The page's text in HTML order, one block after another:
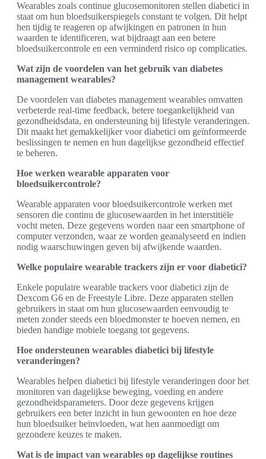
Wearables zoals continue glucosemonitoren stellen diabetici in
staat om hun bloedsuikerspiegels constant te volgen. Dit helpt
hen tijdig te reageren op afwijkingen en patronen in hun
waarden te identificeren, wat bijdraagt aan een betere
bloedsuikercontrole en een verminderd risico op complicaties.
Wat zijn de voordelen van het gebruik van diabetes
management wearables?
De voordelen van diabetes management wearables omvatten
verbeterde real-time feedback, betere toegankelijkheid van
gezondheidsdata, en ondersteuning bij lifestyle veranderingen.
Dit maakt het gemakkelijker voor diabetici om geïnformeerde
beslissingen te nemen en hun dagelijkse gezondheid effectief
te beheren.
Hoe werken wearable apparaten voor
bloedsuikercontrole?
Wearable apparaten voor bloedsuikercontrole werken met
sensoren die continu de glucosewaarden in het interstitiële
vocht meten. Deze gegevens worden naar een smartphone of
computer verzonden, waar ze worden geanalyseerd en indien
nodig waarschuwingen geven bij afwijkende waarden.
Welke populaire wearable trackers zijn er voor diabetici?
Enkele populaire wearable trackers voor diabetici zijn de
Dexcom G6 en de Freestyle Libre. Deze apparaten stellen
gebruikers in staat om hun glucosewaarden eenvoudig te
meten zonder steeds een bloedmonster te hoeven nemen, en
bieden handige mobiele toegang tot gegevens.
Hoe ondersteunen wearables diabetici bij lifestyle
veranderingen?
Wearables helpen diabetici bij lifestyle veranderingen door het
monitoren van dagelijkse beweging, voeding en andere
gezondheidsparameters. Door deze gegevens krijgen
gebruikers een beter inzicht in hun gewoonten en hoe deze
hun bloedsuiker beïnvloeden, wat hen aanmoedigt om
gezondere keuzes te maken.
Wat is de impact van wearables op dagelijkse routines